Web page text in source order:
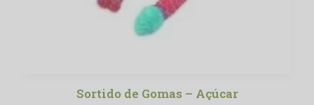
Sortido de Gomas – Açúcar